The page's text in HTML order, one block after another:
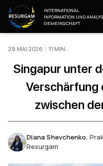
INTERNATIONAL
INFORMATION UND
GEMEINSCHAFT
29. MAI 2026 | 11 MIN.
Singapur unter
zwischen
Diana Shevchenko,
Resurgam